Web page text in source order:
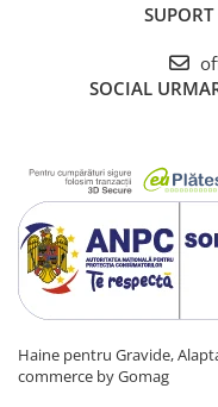
SOCIAL
Haine pentru Gravide,
commerce by Gomag